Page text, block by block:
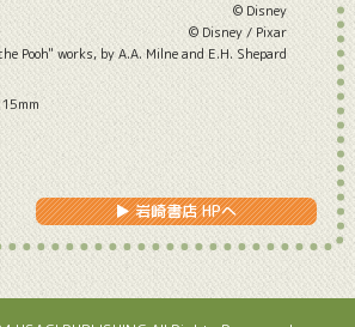
© Disney
© Disney / Pixar
Pooh" works, by A.A. Milne and E.H. Shepard
▶ 岩崎書店 HPへ